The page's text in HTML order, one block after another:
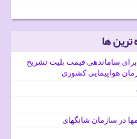
ترین ها
ساماندهی قیمت بلیت تشریح
هواپیمایی کشوری
در سازمان شانگهای